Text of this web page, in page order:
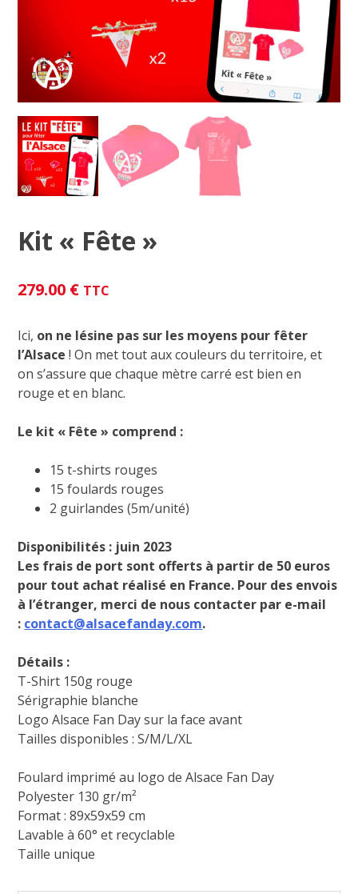
Kit « Fête »
279.00 € TTC
Ici, on ne lésine pas sur les moyens pour fêter
l’Alsace ! On met tout aux couleurs du territoire, et
on s’assure que chaque mètre carré est bien en
rouge et en blanc.
Le kit « Fête » comprend :
15 t-shirts rouges
15 foulards rouges
2 guirlandes (5m/unité)
Disponibilités : juin 2023
Les frais de port sont offerts à partir de 50 euros
pour tout achat réalisé en France. Pour des envois
à l’étranger, merci de nous contacter par e-mail
: contact@alsacefanday.com.
Détails :
T-Shirt 150g rouge
Sérigraphie blanche
Logo Alsace Fan Day sur la face avant
Tailles disponibles : S/M/L/XL
Foulard imprimé au logo de Alsace Fan Day
Polyester 130 gr/m²
Format : 89x59x59 cm
Lavable à 60° et recyclable
Taille unique